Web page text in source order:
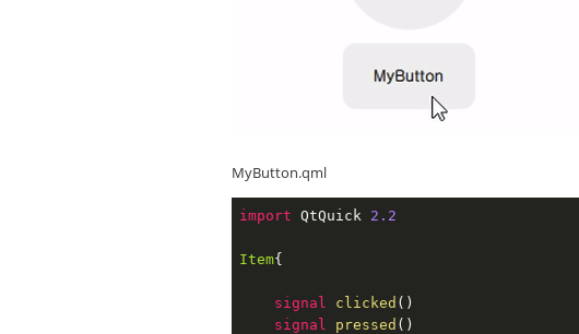
MyButton.qml
import QtQuick 2.2
Item{
signal clicked ()
signal
pressed ()